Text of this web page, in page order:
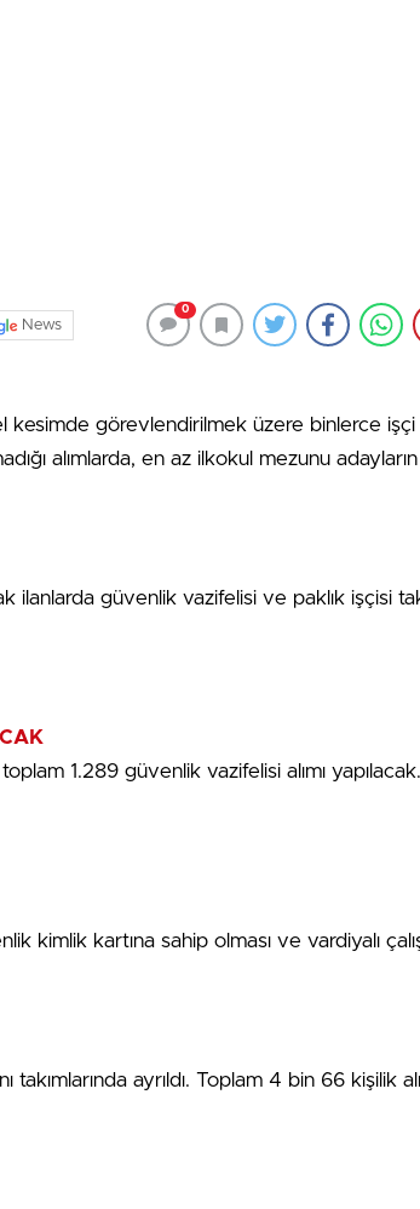
News
0
kesimde görevlendirilmek üzere binlerce işçi
alımlarda, en az ilkokul mezunu
güvenlik vazifelisi ve paklık işçisi
1.289 güvenlik vazifelisi alımı yapılacak.
kimlik kartına sahip olması ve vardiyalı
takımlarında ayrıldı. Toplam 4 bin 66 kişilik